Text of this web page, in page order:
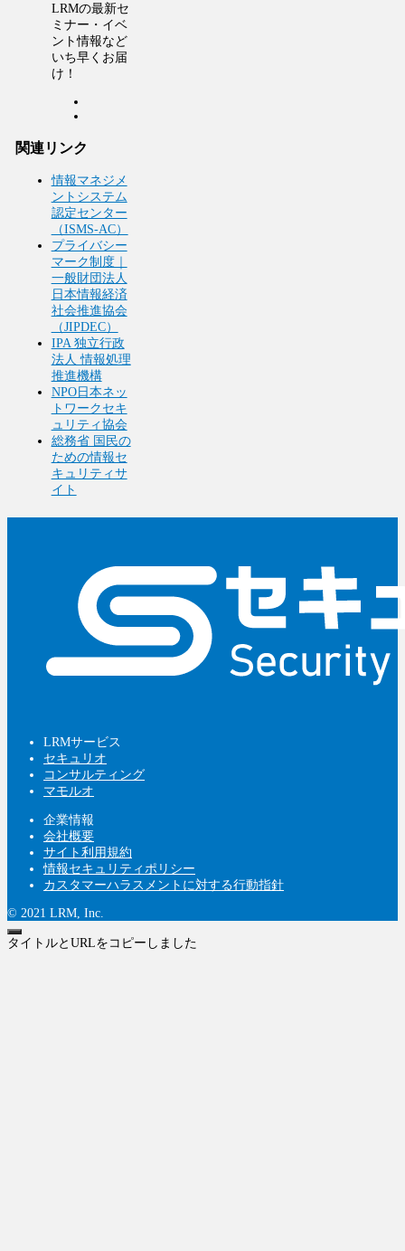
LRMの最新セ
ミナー・イベ
ント情報など
いち早くお届
け！
関連リンク
情報マネジメ
ントシステム
認定センター
（ISMS-AC）
プライバシー
マーク制度｜
一般財団法人
日本情報経済
社会推進協会
（JIPDEC）
IPA 独立行政
法人 情報処理
推進機構
NPO日本ネッ
トワークセキ
ュリティ協会
総務省 国民の
ための情報セ
キュリティサ
イト
LRMサービス
セキュリオ
コンサルティング
マモルオ
企業情報
会社概要
サイト利用規約
情報セキュリティポリシー
カスタマーハラスメントに対する行動指針
© 2021 LRM, Inc.
タイトルとURLをコピーしました